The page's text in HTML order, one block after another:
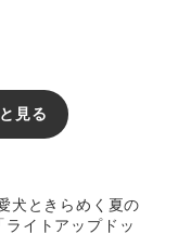
見る
犬ときらめく夏の
イトアップドッ